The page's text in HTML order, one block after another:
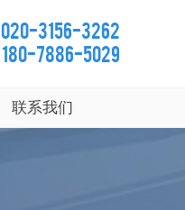
020-3156-3262
180-7886-5029
联系我们